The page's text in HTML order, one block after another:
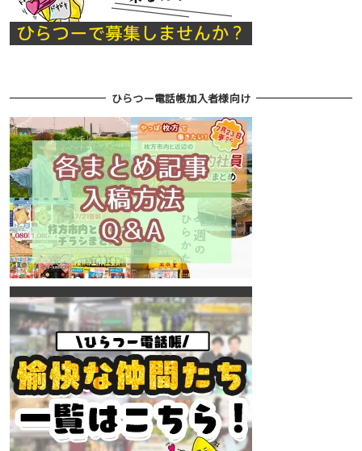
ひらつー電話帳加入者様向け